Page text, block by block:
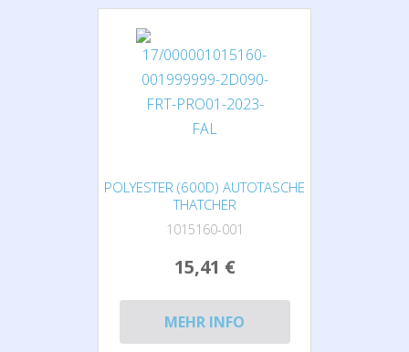
POLYESTER (600D) AUTOTASCHE
THATCHER
1015160-001
15,41 €
MEHR INFO